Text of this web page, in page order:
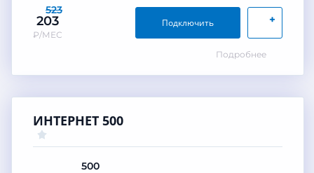
523
203
₽/МЕС
+
Подключить
Подробнее
ИНТЕРНЕТ 500
500